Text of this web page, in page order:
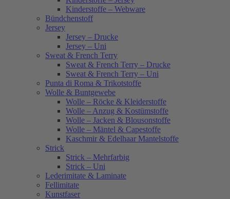
Kinderstoffe – Webware
Bündchenstoff
Jersey
Jersey – Drucke
Jersey – Uni
Sweat & French Terry
Sweat & French Terry – Drucke
Sweat & French Terry – Uni
Punta di Roma & Trikotstoffe
Wolle & Buntgewebe
Wolle – Röcke & Kleiderstoffe
Wolle – Anzug & Kostümstoffe
Wolle – Jacken & Blousonstoffe
Wolle – Mäntel & Capestoffe
Kaschmir & Edelhaar Mantelstoffe
Strick
Strick – Mehrfarbig
Strick – Uni
Lederimitate & Laminate
Fellimitate
Kunstfaser